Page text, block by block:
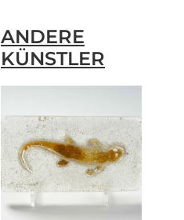
ANDERE
KÜNSTLER